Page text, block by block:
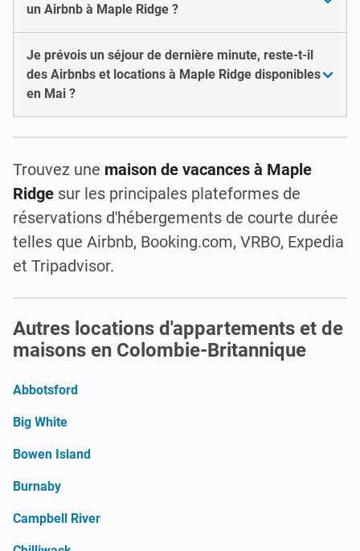
un Airbnb à Maple Ridge ?
Je prévois un séjour de dernière minute, reste-t-il
des Airbnbs et locations à Maple Ridge disponibles
en Mai ?
Trouvez une maison de vacances à Maple
Ridge sur les principales plateformes de
réservations d'hébergements de courte durée
telles que Airbnb, Booking.com, VRBO, Expedia
et Tripadvisor.
Autres locations d'appartements et de
maisons en Colombie-Britannique
Abbotsford
Big White
Bowen Island
Burnaby
Campbell River